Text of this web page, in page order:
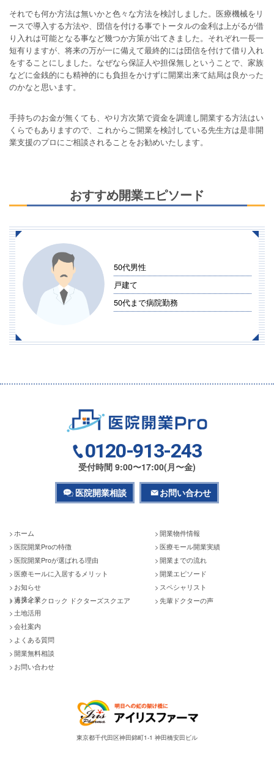
それでも何か方法は無いかと色々な方法を検討しました。医療機械をリ
ースで導入する方法や、団信を付ける事でトータルの金利は上がるが借
り入れは可能となる事など幾つか方策が出てきました。それぞれ一長一
短有りますが、将来の万が一に備えて最終的には団信を付けて借り入れ
をすることにしました。なぜなら保証人や担保無しということで、家族
などに金銭的にも精神的にも負担をかけずに開業出来て結局は良かった
のかなと思います。
手持ちのお金が無くても、やり方次第で資金を調達し開業する方法はい
くらでもありますので、これからご開業を検討している先生方は是非開
業支援のプロにご相談されることをお勧めいたします。
おすすめ開業エピソード
50代男性
戸建て
50代まで病院勤務
0120-913-243
受付時間 9:00〜17:00(月〜金)
医院開業相談 お問い合わせ
ホーム
医院開業Proの特徴
医院開業Proが選ばれる理由
医療モールに入居するメリット
お知らせ
カメイドクロック ドクターズスクエア
開業物件情報
医療モール開業実績
開業までの流れ
開業エピソード
スペシャリスト
先輩ドクターの声
連携企業
土地活用
会社案内
よくある質問
開業無料相談
お問い合わせ
東京都千代田区神田錦町1-1 神田橋安田ビル